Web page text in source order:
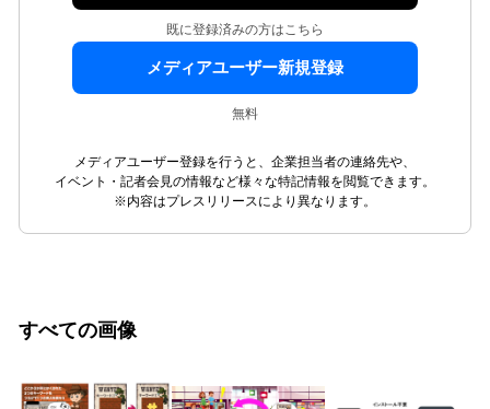
既に登録済みの方はこちら
メディアユーザー新規登録
無料
メディアユーザー登録を行うと、企業担当者の連絡先や、
イベント・記者会見の情報など様々な特記情報を閲覧できます。
※内容はプレスリリースにより異なります。
すべての画像